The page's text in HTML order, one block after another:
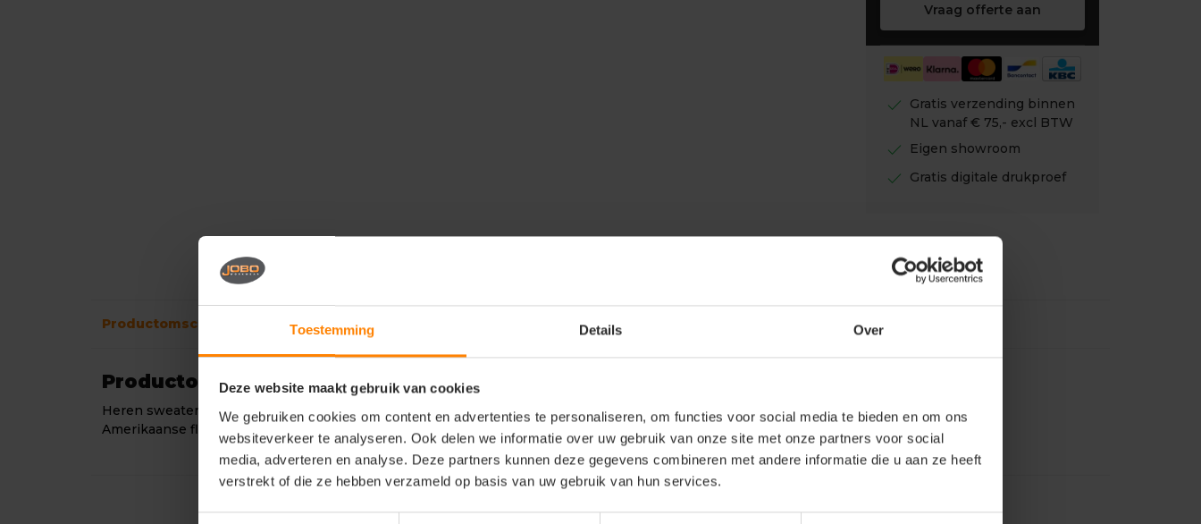
Toestemming Details Over
Deze website maakt gebruik van cookies
We gebruiken cookies om content en advertenties te personaliseren, om functies voor social media te bieden en om ons
websiteverkeer te analyseren. Ook delen we informatie over uw gebruik van onze site met onze partners voor social
media, adverteren en analyse. Deze partners kunnen deze gegevens combineren met andere informatie die u aan ze heeft
verstrekt of die ze hebben verzameld op basis van uw gebruik van hun services.
Vraag offerte aan
check
Gratis verzending binnen
NL vanaf € 75,- excl BTW
check Eigen showroom
check Gratis digitale drukproef
Productomschrijving Verzendinformatie
Productomschrijving
Heren sweater met capuchon en rits ,Sweatshirts - 320 g/m2 -
Amerikaanse fleece: 50% katoen, 50% polyester